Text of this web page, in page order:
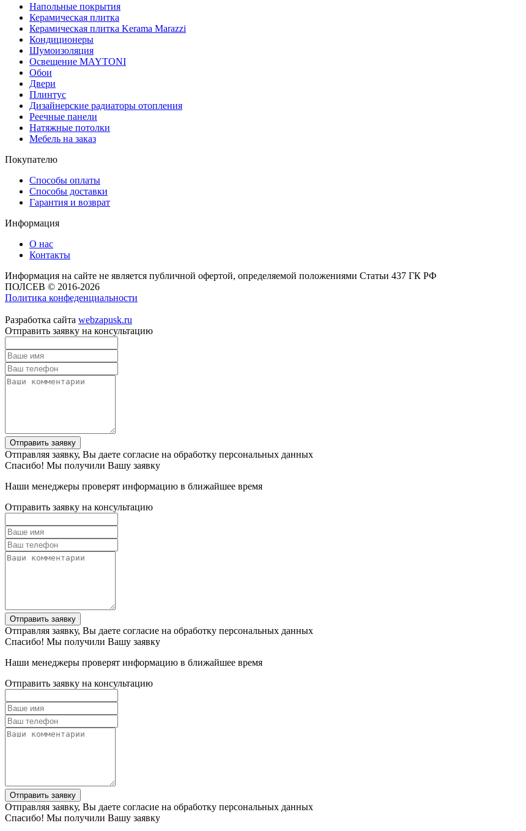
Напольные покрытия
Керамическая плитка
Керамическая плитка Kerama Marazzi
Кондиционеры
Шумоизоляция
Освещение MAYTONI
Обои
Двери
Плинтус
Дизайнерские радиаторы отопления
Реечные панели
Натяжные потолки
Мебель на заказ
Покупателю
Способы оплаты
Способы доставки
Гарантия и возврат
Информация
О нас
Контакты
Информация на сайте не является публичной офертой, определяемой положениями Статьи 437 ГК РФ
ПОЛСЕВ © 2016-2026
Политика конфеденциальности
Разработка сайта webzapusk.ru
Отправить заявку на консультацию
Отправить заявку
Отправляя заявку, Вы даете согласие на обработку персональных данных
Спасибо! Мы получили Вашу заявку
Наши менеджеры проверят информацию в ближайшее время
Отправить заявку на консультацию
Отправить заявку
Отправляя заявку, Вы даете согласие на обработку персональных данных
Спасибо! Мы получили Вашу заявку
Наши менеджеры проверят информацию в ближайшее время
Отправить заявку на консультацию
Отправить заявку
Отправляя заявку, Вы даете согласие на обработку персональных данных
Спасибо! Мы получили Вашу заявку